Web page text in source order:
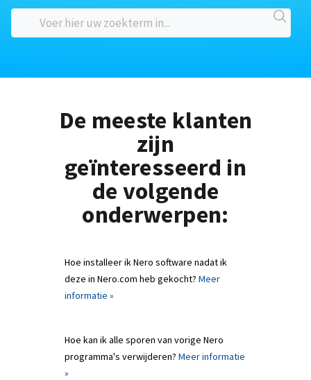
De meeste klanten
zijn
geïnteresseerd in
de volgende
onderwerpen:
Hoe installeer ik Nero software nadat ik
deze in Nero.com heb gekocht? Meer
informatie »
Hoe kan ik alle sporen van vorige Nero
programma's verwijderen? Meer informatie
»